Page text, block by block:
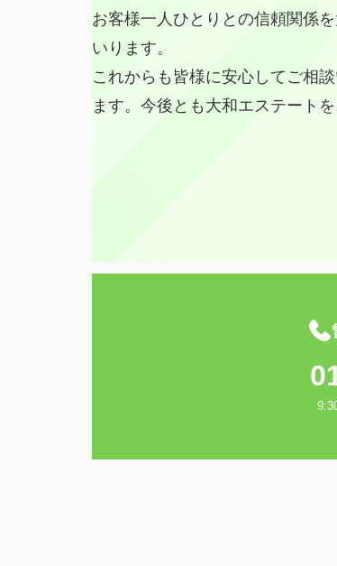
お客様一人ひとりとの信頼関係
いります。
これからも皆様に安心してご相
ます。今後とも大和エステート